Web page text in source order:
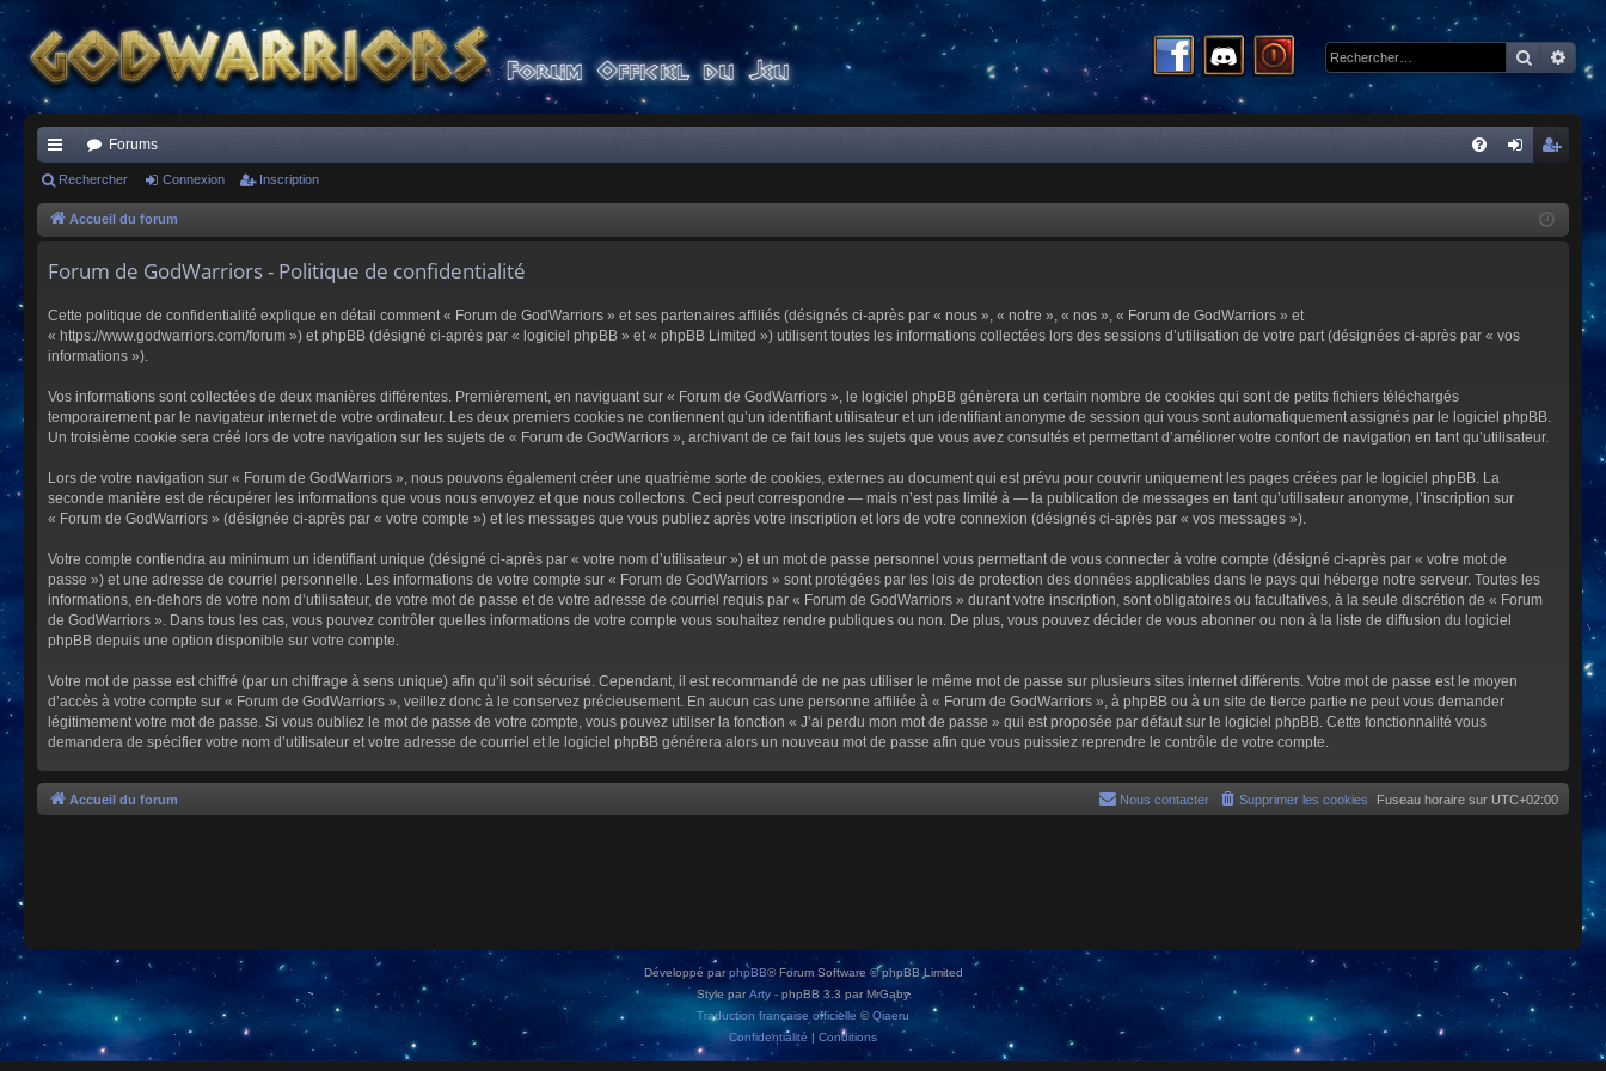
ac
co
s
Forums
cri
Rechercher Connexion Inscription
Accueil du forum
Forum de GodWarriors - Politique de confidentialité
Cette politique de confidentialité explique en détail comment « Forum de GodWarriors » et ses partenaires affiliés (désignés ci-après par « nous », « notre », « nos », « Forum de GodWarriors » et
« https://www.godwarriors.com/forum ») et phpBB (désigné ci-après par « logiciel phpBB » et « phpBB Limited ») utilisent toutes les informations collectées lors des sessions d’utilisation de votre part (désignées ci-après par « vos
informations »).
Vos informations sont collectées de deux manières différentes. Premièrement, en naviguant sur « Forum de GodWarriors », le logiciel phpBB génèrera un certain nombre de cookies qui sont de petits fichiers téléchargés
temporairement par le navigateur internet de votre ordinateur. Les deux premiers cookies ne contiennent qu’un identifiant utilisateur et un identifiant anonyme de session qui vous sont automatiquement assignés par le logiciel phpBB.
Un troisième cookie sera créé lors de votre navigation sur les sujets de « Forum de GodWarriors », archivant de ce fait tous les sujets que vous avez consultés et permettant d’améliorer votre confort de navigation en tant qu’utilisateur.
Lors de votre navigation sur « Forum de GodWarriors », nous pouvons également créer une quatrième sorte de cookies, externes au document qui est prévu pour couvrir uniquement les pages créées par le logiciel phpBB. La
seconde manière est de récupérer les informations que vous nous envoyez et que nous collectons. Ceci peut correspondre — mais n’est pas limité à — la publication de messages en tant qu’utilisateur anonyme, l’inscription sur
« Forum de GodWarriors » (désignée ci-après par « votre compte ») et les messages que vous publiez après votre inscription et lors de votre connexion (désignés ci-après par « vos messages »).
Votre compte contiendra au minimum un identifiant unique (désigné ci-après par « votre nom d’utilisateur ») et un mot de passe personnel vous permettant de vous connecter à votre compte (désigné ci-après par « votre mot de
passe ») et une adresse de courriel personnelle. Les informations de votre compte sur « Forum de GodWarriors » sont protégées par les lois de protection des données applicables dans le pays qui héberge notre serveur. Toutes les
informations, en-dehors de votre nom d’utilisateur, de votre mot de passe et de votre adresse de courriel requis par « Forum de GodWarriors » durant votre inscription, sont obligatoires ou facultatives, à la seule discrétion de « Forum
de GodWarriors ». Dans tous les cas, vous pouvez contrôler quelles informations de votre compte vous souhaitez rendre publiques ou non. De plus, vous pouvez décider de vous abonner ou non à la liste de diffusion du logiciel
phpBB depuis une option disponible sur votre compte.
Votre mot de passe est chiffré (par un chiffrage à sens unique) afin qu’il soit sécurisé. Cependant, il est recommandé de ne pas utiliser le même mot de passe sur plusieurs sites internet différents. Votre mot de passe est le moyen
d’accès à votre compte sur « Forum de GodWarriors », veillez donc à le conservez précieusement. En aucun cas une personne affiliée à « Forum de GodWarriors », à phpBB ou à un site de tierce partie ne peut vous demander
légitimement votre mot de passe. Si vous oubliez le mot de passe de votre compte, vous pouvez utiliser la fonction « J’ai perdu mon mot de passe » qui est proposée par défaut sur le logiciel phpBB. Cette fonctionnalité vous
demandera de spécifier votre nom d’utilisateur et votre adresse de courriel et le logiciel phpBB générera alors un nouveau mot de passe afin que vous puissiez reprendre le contrôle de votre compte.
Accueil du forum Fuseau horaire sur UTC+02:00
Supprimer les cookies
Nous contacter
Développé parphpBB® Forum Software © phpBB Limited
Style par Arty - phpBB 3.3 par MrGaby
Traduction française officielle ©Qiaeru
Confidentialité | Conditions